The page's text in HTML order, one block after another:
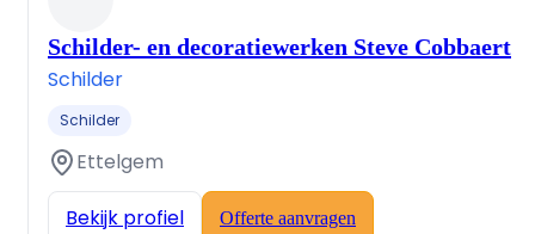
Schilder- en decoratiewerken Steve Cobbaert
Schilder
Schilder
Ettelgem
Bekijk profiel Offerte aanvragen